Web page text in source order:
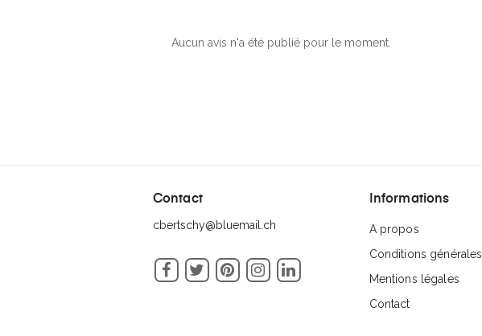
Aucun avis n'a été publié pour le moment.
Contact
cbertschy@bluemail.ch
Facebook
Twitter PinterestInstagram
Informations
A propos
Conditions générales
Mentions légales
Contact